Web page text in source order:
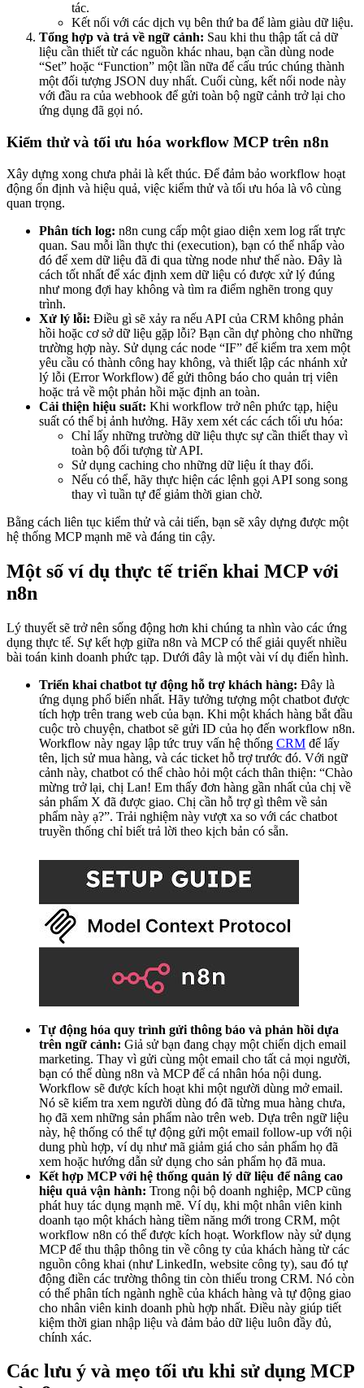
tác.
Kết nối với các dịch vụ bên thứ ba để làm giàu dữ liệu.
Tổng hợp và trả về ngữ cảnh: Sau khi thu thập tất cả dữ
liệu cần thiết từ các nguồn khác nhau, bạn cần dùng node
“Set” hoặc “Function” một lần nữa để cấu trúc chúng thành
một đối tượng JSON duy nhất. Cuối cùng, kết nối node này
với đầu ra của webhook để gửi toàn bộ ngữ cảnh trở lại cho
ứng dụng đã gọi nó.
Kiểm thử và tối ưu hóa workflow MCP trên n8n
Xây dựng xong chưa phải là kết thúc. Để đảm bảo workflow hoạt
động ổn định và hiệu quả, việc kiểm thử và tối ưu hóa là vô cùng
quan trọng.
Phân tích log: n8n cung cấp một giao diện xem log rất trực
quan. Sau mỗi lần thực thi (execution), bạn có thể nhấp vào
đó để xem dữ liệu đã đi qua từng node như thế nào. Đây là
cách tốt nhất để xác định xem dữ liệu có được xử lý đúng
như mong đợi hay không và tìm ra điểm nghẽn trong quy
trình.
Xử lý lỗi: Điều gì sẽ xảy ra nếu API của CRM không phản
hồi hoặc cơ sở dữ liệu gặp lỗi? Bạn cần dự phòng cho những
trường hợp này. Sử dụng các node “IF” để kiểm tra xem một
yêu cầu có thành công hay không, và thiết lập các nhánh xử
lý lỗi (Error Workflow) để gửi thông báo cho quản trị viên
hoặc trả về một phản hồi mặc định an toàn.
Cải thiện hiệu suất: Khi workflow trở nên phức tạp, hiệu
suất có thể bị ảnh hưởng. Hãy xem xét các cách tối ưu hóa:
Chỉ lấy những trường dữ liệu thực sự cần thiết thay vì
toàn bộ đối tượng từ API.
Sử dụng caching cho những dữ liệu ít thay đổi.
Nếu có thể, hãy thực hiện các lệnh gọi API song song
thay vì tuần tự để giảm thời gian chờ.
Bằng cách liên tục kiểm thử và cải tiến, bạn sẽ xây dựng được một
hệ thống MCP mạnh mẽ và đáng tin cậy.
Một số ví dụ thực tế triển khai MCP với
n8n
Lý thuyết sẽ trở nên sống động hơn khi chúng ta nhìn vào các ứng
dụng thực tế. Sự kết hợp giữa n8n và MCP có thể giải quyết nhiều
bài toán kinh doanh phức tạp. Dưới đây là một vài ví dụ điển hình.
Triển khai chatbot tự động hỗ trợ khách hàng: Đây là
ứng dụng phổ biến nhất. Hãy tưởng tượng một chatbot được
tích hợp trên trang web của bạn. Khi một khách hàng bắt đầu
cuộc trò chuyện, chatbot sẽ gửi ID của họ đến workflow n8n.
Workflow này ngay lập tức truy vấn hệ thống CRM để lấy
tên, lịch sử mua hàng, và các ticket hỗ trợ trước đó. Với ngữ
cảnh này, chatbot có thể chào hỏi một cách thân thiện: “Chào
mừng trở lại, chị Lan! Em thấy đơn hàng gần nhất của chị về
sản phẩm X đã được giao. Chị cần hỗ trợ gì thêm về sản
phẩm này ạ?”. Trải nghiệm này vượt xa so với các chatbot
truyền thống chỉ biết trả lời theo kịch bản có sẵn.
Tự động hóa quy trình gửi thông báo và phản hồi dựa
trên ngữ cảnh: Giả sử bạn đang chạy một chiến dịch email
marketing. Thay vì gửi cùng một email cho tất cả mọi người,
bạn có thể dùng n8n và MCP để cá nhân hóa nội dung.
Workflow sẽ được kích hoạt khi một người dùng mở email.
Nó sẽ kiểm tra xem người dùng đó đã từng mua hàng chưa,
họ đã xem những sản phẩm nào trên web. Dựa trên ngữ liệu
này, hệ thống có thể tự động gửi một email follow-up với nội
dung phù hợp, ví dụ như mã giảm giá cho sản phẩm họ đã
xem hoặc hướng dẫn sử dụng cho sản phẩm họ đã mua.
Kết hợp MCP với hệ thống quản lý dữ liệu để nâng cao
hiệu quả vận hành: Trong nội bộ doanh nghiệp, MCP cũng
phát huy tác dụng mạnh mẽ. Ví dụ, khi một nhân viên kinh
doanh tạo một khách hàng tiềm năng mới trong CRM, một
workflow n8n có thể được kích hoạt. Workflow này sử dụng
MCP để thu thập thông tin về công ty của khách hàng từ các
nguồn công khai (như LinkedIn, website công ty), sau đó tự
động điền các trường thông tin còn thiếu trong CRM. Nó còn
có thể phân tích ngành nghề của khách hàng và tự động giao
cho nhân viên kinh doanh phù hợp nhất. Điều này giúp tiết
kiệm thời gian nhập liệu và đảm bảo dữ liệu luôn đầy đủ,
chính xác.
Các lưu ý và mẹo tối ưu khi sử dụng MCP